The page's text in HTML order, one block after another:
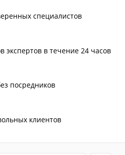
специалистов
экспертов в течение 24 часов
посредников
клиентов